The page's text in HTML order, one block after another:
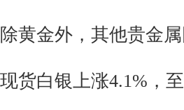
除黄金外，其他贵金属
现货白银上涨4.1%，